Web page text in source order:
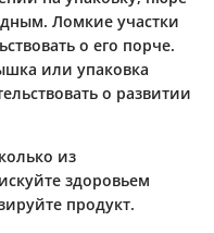
Ломкие участки
о его порче.
или упаковка
о развитии
из
здоровьем
продукт.